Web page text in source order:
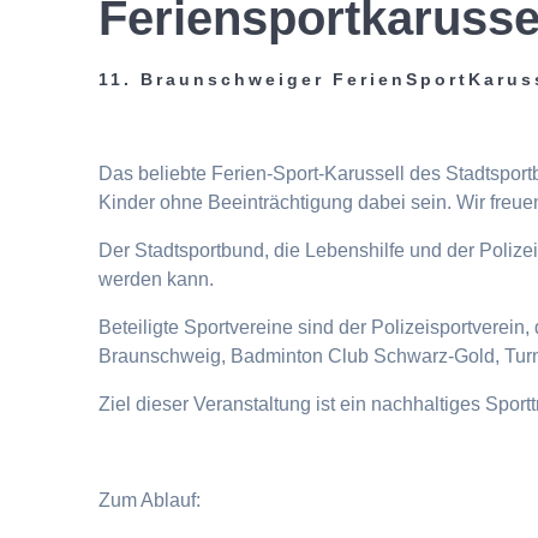
11. Braunschweiger
Das beliebte Ferien-Sport-Karussell des
Kinder ohne Beeinträchtigung dabei sein. Wir
Der Stadtsportbund, die Lebenshilfe und der
werden kann.
Beteiligte Sportvereine sind der
Braunschweig, Badminton Club Schwarz-Gold,
Ziel dieser Veranstaltung ist ein nachhaltiges
Zum Ablauf: